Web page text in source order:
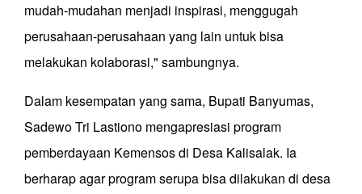
mudah-mudahan menjadi inspirasi, menggugah
perusahaan-perusahaan yang lain untuk bisa
melakukan kolaborasi," sambungnya.
Dalam kesempatan yang sama, Bupati Banyumas,
Sadewo Tri Lastiono mengapresiasi program
pemberdayaan Kemensos di Desa Kalisalak. Ia
berharap agar program serupa bisa dilakukan di desa